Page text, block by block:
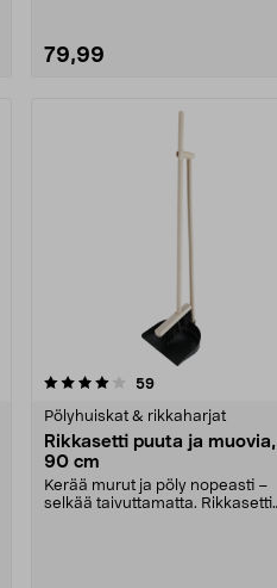
79,99
59arvostelut
Pölyhuiskat & rikkaharjat
Rikkasetti puuta ja muovia,
90 cm
Kerää murut ja pöly nopeasti –
selkää taivuttamatta. Rikkasetti